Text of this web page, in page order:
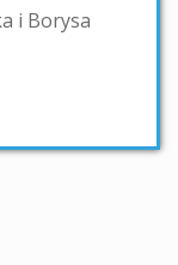
i Borysa